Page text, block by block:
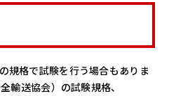
規格で試験を行う場合もありま
輸送協会）の試験規格、